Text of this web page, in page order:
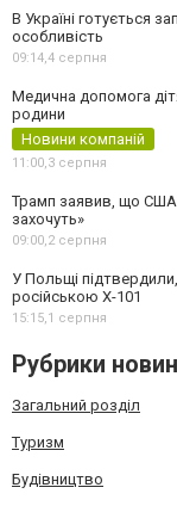
В Україні готується
особливість
09:14,4 серпня
Медична допомога
родини
Новини компаній
11:00,3 серпня
Трамп заявив, що США
захочуть»
09:00,2 серпня
У Польщі
російською Х-101
15:15,1 серпня
Рубрики новин
Загальний розділ
Туризм
Будівництво